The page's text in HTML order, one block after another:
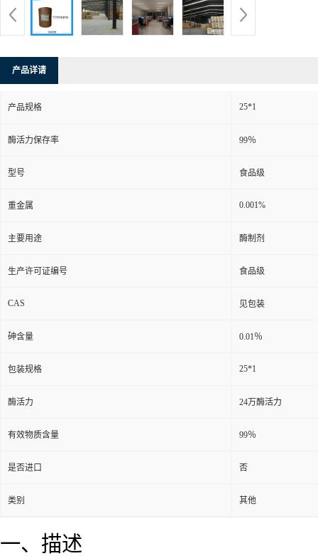
产品详请
产品规格 25*1
酶活力保存率 99％
型号 食品级
重金属 0.001%
主要用途 酶制剂
生产许可证编号 食品级
CAS 见包装
砷含量 0.01％
包装规格 25*1
酶活力 24万酶活力
有效物质含量 99％
是否进口 否
类别 其他
一、描述